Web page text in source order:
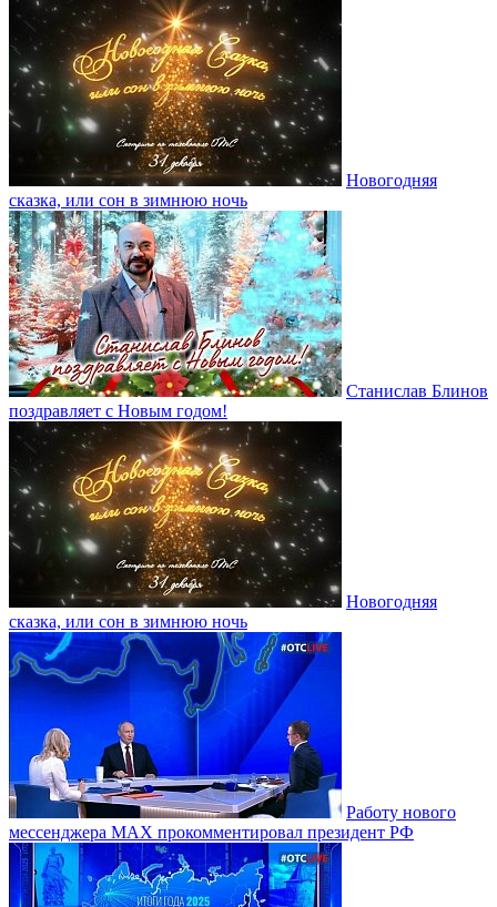
Новогодняя
сказка, или сон в зимнюю ночь
Станислав Блинов
поздравляет с Новым годом!
Новогодняя
сказка, или сон в зимнюю ночь
Работу нового
мессенджера MAX прокомментировал президент РФ